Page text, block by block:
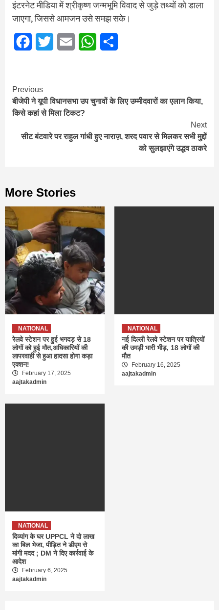
इंटरनेट मीडिया में श्रीकृष्ण जन्मभूमि विवाद से जुड़े तथ्यों को डाला
जाएगा, जिससे आमजन उसे समझ सके।
FacebookTwitter Email WhatsApp
Continue
Reading
Previous
बीजेपी ने यूपी विधानसभा उप चुनावों के लिए उम्मीदवारों का एलान किया,
क‍िसे कहां से म‍िला ट‍िकट?
Next
सीट बंटवारे पर राहुल गांधी हुए नाराज़, शरद पवार से मिलकर सभी मुद्दों
को सुलझाएंगे उद्धव ठाकरे
More Stories
NATIONAL
रेलवे स्टेशन पर हुई भगदड़ से 18
लोगों को हुई मौत,अधिकारियों की
लापरवाही से हुआ हादसा होगा कड़ा
एक्शन!
February 17, 2025
aajtakadmin
NATIONAL
नई दिल्ली रेलवे स्टेशन पर यात्रियों
की उमड़ी भारी भीड़, 18 लोगों की
मौत
February 16, 2025
aajtakadmin
NATIONAL
दिव्यांग के घर UPPCL ने दो लाख
का बिल भेजा, पीड़ित ने डीएम से
मांगी मदद ; DM ने दिए कार्रवाई के
आदेश
February 6, 2025
aajtakadmin